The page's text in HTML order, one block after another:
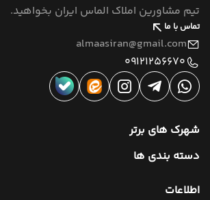
تیم مشاورین املاک الماس ایران بخواهید.
تماس با ما
almaasiran@gmail.com
09121256670
شهرک های برتر
دسته بندی ها
اطلاعات